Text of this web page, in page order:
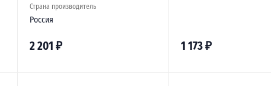
Страна производитель
Россия
2 201 ₽ 1 173₽